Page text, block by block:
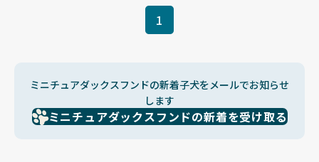
1
ミニチュアダックスフンドの新着子犬をメールでお知らせ
します
ミニチュアダックスフンドの新着を受け取る